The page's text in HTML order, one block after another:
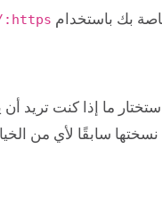
https://
سابقًا لأي من